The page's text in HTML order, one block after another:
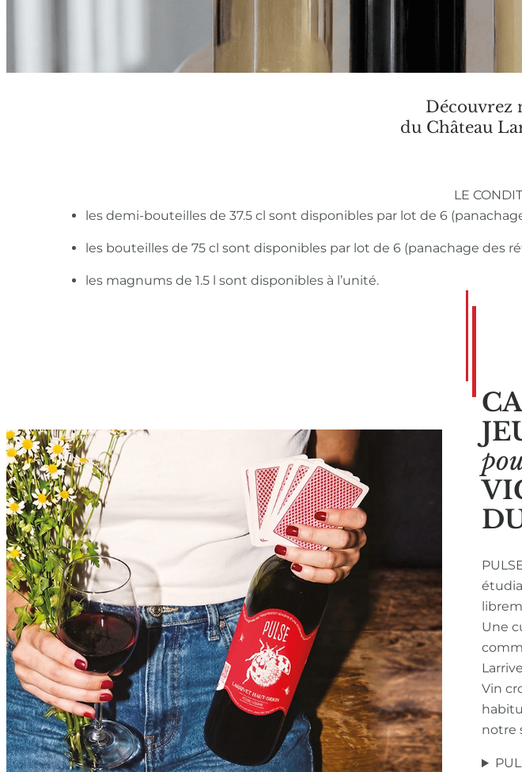
Découvrez
du Château
LE
les demi-bouteilles de 37.5 cl sont disponibles par lot de 6
les bouteilles de 75 cl sont disponibles par lot de 6 (panachage des
les magnums de 1.5 l sont disponibles à l’unité.
Une
Vin
notre